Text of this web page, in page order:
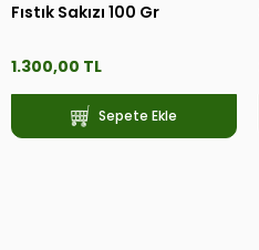
Fıstık Sakızı 100 Gr
1.300,00 TL
Sepete Ekle